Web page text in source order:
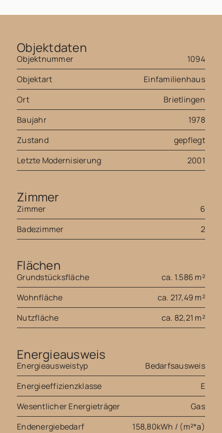
Objektdaten
Objektnummer
1094
Objektart
Einfamilienhaus
Ort
Brietlingen
Baujahr
1978
Zustand
gepflegt
Letzte Modernisierung
2001
Zimmer
Zimmer
6
Badezimmer
2
Flächen
Grundstücksfläche
ca. 1.586 m²
Wohnfläche
ca. 217,49 m²
Nutzfläche
ca. 82,21 m²
Energieausweis
Energieausweistyp
Bedarfsausweis
Energieeffizienzklasse
E
Wesentlicher Energieträger
Gas
Endenergiebedarf
158,80kWh / (m²*a)